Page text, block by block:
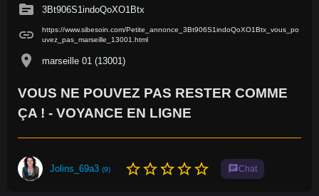
source 3Bt906S1indoQoXO1Btx
link
https://www.sibesoin.com/Petite_annonce_3Bt906S1indoQoXO1Btx_vous_po
uvez_pas_marseille_13001.html
location_on marseille 01 (13001)
VOUS NE POUVEZ PAS RESTER COMME
ÇA ! - VOYANCE EN LIGNE
Jolins_69a3 (9) star_borderstar_borderstar_borderstar_borderstar_border chatChat